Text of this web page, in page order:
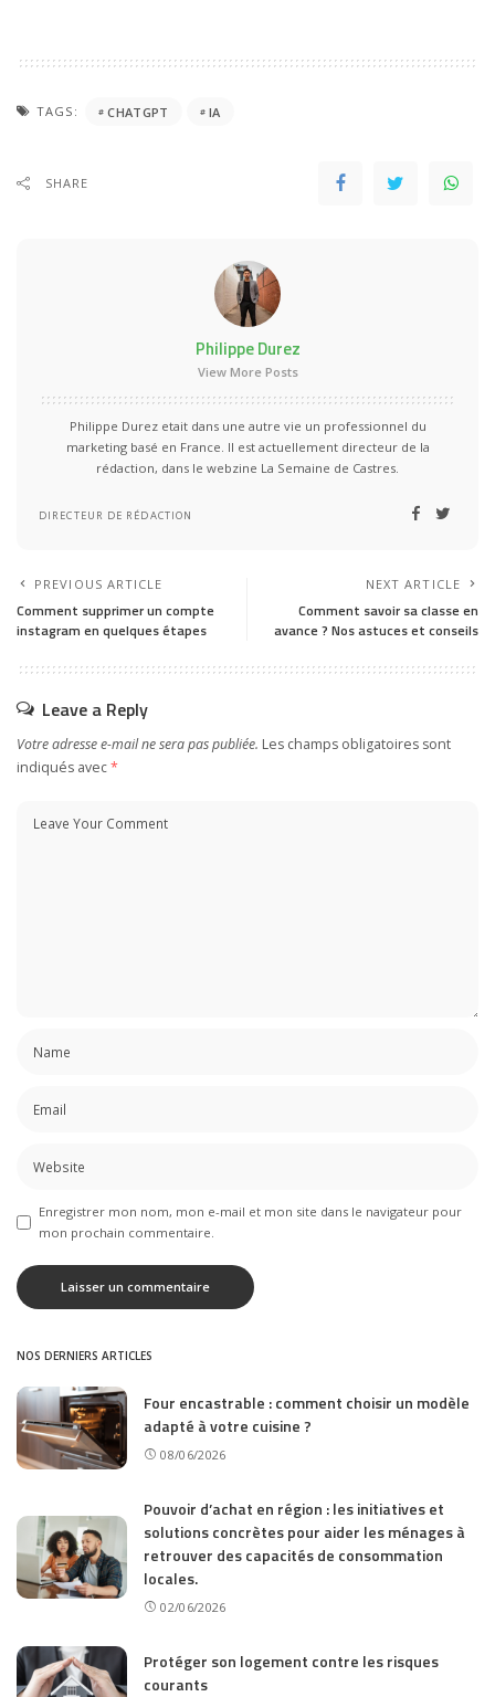
TAGS: CHATGPT IA
SHARE
Philippe Durez
View More Posts
Philippe Durez etait dans une autre vie un professionnel du
marketing basé en France. Il est actuellement directeur de la
rédaction, dans le webzine La Semaine de Castres.
DIRECTEUR DE RÉDACTION
PREVIOUS ARTICLE
Comment supprimer un compte
instagram en quelques étapes
NEXT ARTICLE
Comment savoir sa classe en
avance ? Nos astuces et conseils
Leave a Reply
Votre adresse e-mail ne sera pas publiée. Les champs obligatoires sont
indiqués avec*
Enregistrer mon nom, mon e-mail et mon site dans le navigateur pour
mon prochain commentaire.
NOS DERNIERS ARTICLES
Four encastrable : comment choisir un modèle
adapté à votre cuisine ?
08/06/2026
Pouvoir d’achat en région : les initiatives et
solutions concrètes pour aider les ménages à
retrouver des capacités de consommation
locales.
02/06/2026
Protéger son logement contre les risques
courants